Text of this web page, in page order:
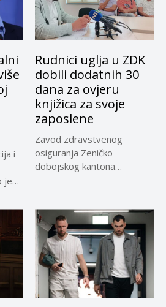
i
je
Rudnici uglja u ZDK
dobili dodatnih 30
dana za ovjeru
knjižica za svoje
zaposlene
Zavod zdravstvenog
osiguranja Zeničko-
dobojskog kantona